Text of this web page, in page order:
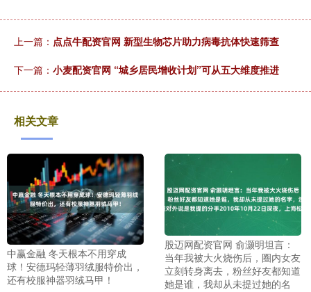
上一篇： 点点牛配资官网 新型生物芯片助力病毒抗体快速筛查
下一篇： 小麦配资官网 “城乡居民增收计划”可从五大维度推进
相关文章
中赢金融 冬天根本不用穿成
球！安德玛轻薄羽绒服特价出，
还有校服神器羽绒马甲！
股迈网配资官网 俞灏明坦言：
当年我被大火烧伤后，圈内女友
立刻转身离去，粉丝好友都知道
她是谁，我却从未提过她的名